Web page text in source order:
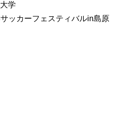
学
ッカーフェスティバルin島原